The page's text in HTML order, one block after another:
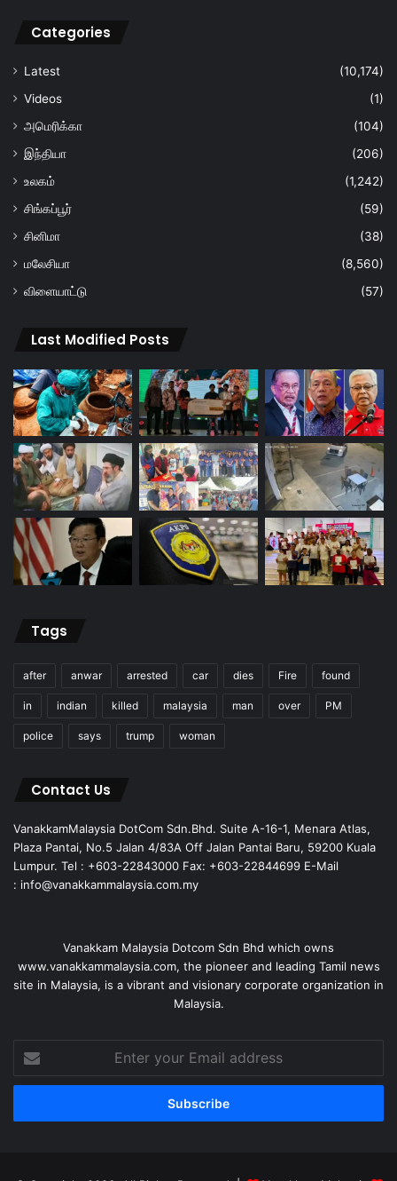
Categories
Latest
(10,174)
Videos
(1)
அமெரிக்கா
(104)
இந்தியா
(206)
உலகம்
(1,242)
சிங்கப்பூர்
(59)
சினிமா
(38)
மலேசியா
(8,560)
விளையாட்டு
(57)
Last Modified Posts
Tags
after anwar arrested car dies Fire found
in indian killed malaysia man over PM
police says trump woman
Contact Us
VanakkamMalaysia DotCom Sdn.Bhd. Suite A-16-1, Menara Atlas,
Plaza Pantai, No.5 Jalan 4/83A Off Jalan Pantai Baru, 59200 Kuala
Lumpur. Tel : +603-22843000 Fax: +603-22844699 E-Mail
: info@vanakkammalaysia.com.my
Vanakkam Malaysia Dotcom Sdn Bhd which owns
www.vanakkammalaysia.com, the pioneer and leading Tamil news
site in Malaysia, is a vibrant and visionary corporate organization in
Malaysia.
your
Email